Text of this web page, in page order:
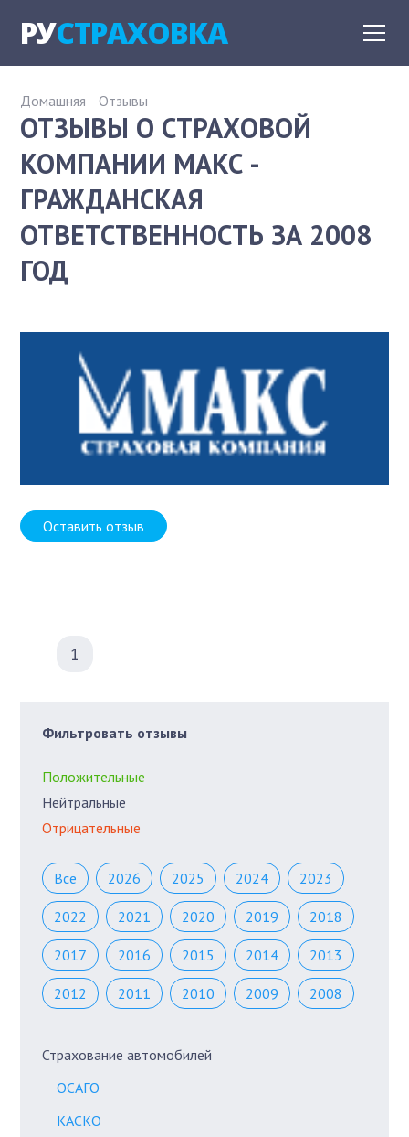
РУСТРАХОВКА
Домашняя Отзывы
ОТЗЫВЫ О СТРАХОВОЙ
КОМПАНИИ МАКС -
ГРАЖДАНСКАЯ
ОТВЕТСТВЕННОСТЬ ЗА 2008
ГОД
Оставить отзыв
1
Фильтровать отзывы
Положительные
Нейтральные
Отрицательные
Все 2026 2025 2024 2023
2022 2021 2020 2019 2018
2017 2016 2015 2014 2013
2012 2011 2010 2009 2008
Страхование автомобилей
ОСАГО
КАСКО